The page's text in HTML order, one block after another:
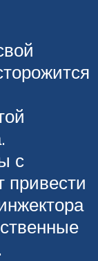
с
привести